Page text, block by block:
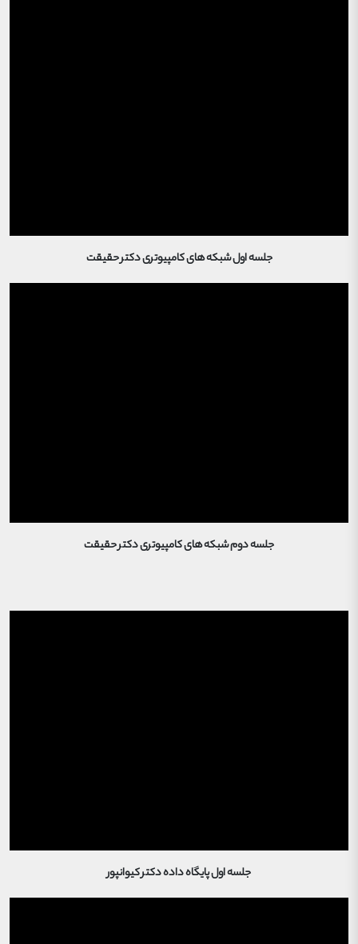
جلسه اول شبکه های کامپیوتری دکتر حقیقت
جلسه دوم شبکه های کامپیوتری دکتر حقیقت
جلسه اول پایگاه داده دکتر کیوانپور